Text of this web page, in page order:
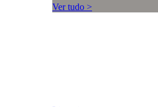
Ver tudo >